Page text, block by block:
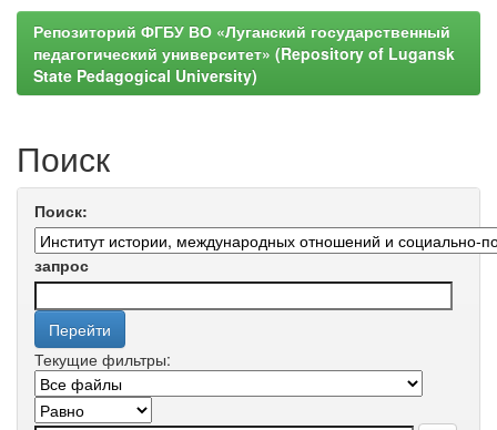
Репозиторий ФГБУ ВО «Луганский государственный
педагогический университет» (Repository of Lugansk
State Pedagogical University)
Поиск
Поиск:
запрос
Текущие фильтры: